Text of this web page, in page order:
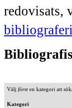
redovisats,
Välj försten kategori att
Kategori